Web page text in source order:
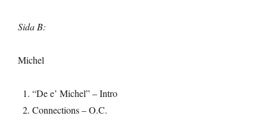
Sida B:
Michel
“De e’ Michel” – Intro
Connections – O.C.